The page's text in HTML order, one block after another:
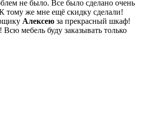
не было. Все было сделано очень
тому же мне ещё скидку сделали!
Алексею за прекрасный шкаф!
Всю мебель буду заказывать только